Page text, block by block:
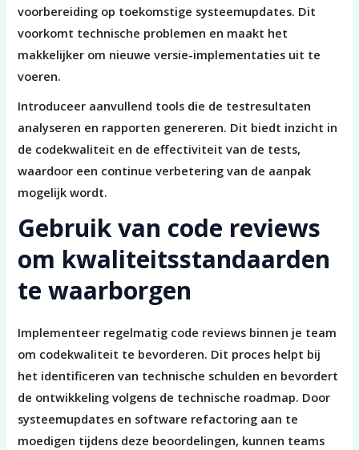
voorbereiding op toekomstige systeemupdates. Dit
voorkomt technische problemen en maakt het
makkelijker om nieuwe versie-implementaties uit te
voeren.
Introduceer aanvullend tools die de testresultaten
analyseren en rapporten genereren. Dit biedt inzicht in
de codekwaliteit en de effectiviteit van de tests,
waardoor een continue verbetering van de aanpak
mogelijk wordt.
Gebruik van code reviews
om kwaliteitsstandaarden
te waarborgen
Implementeer regelmatig code reviews binnen je team
om codekwaliteit te bevorderen. Dit proces helpt bij
het identificeren van technische schulden en bevordert
de ontwikkeling volgens de technische roadmap. Door
systeemupdates en software refactoring aan te
moedigen tijdens deze beoordelingen, kunnen teams